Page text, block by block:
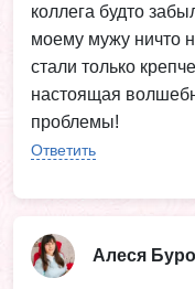
коллега будто
моему мужу ничто
стали только
настоящая
проблемы!
Ответить
Алеся